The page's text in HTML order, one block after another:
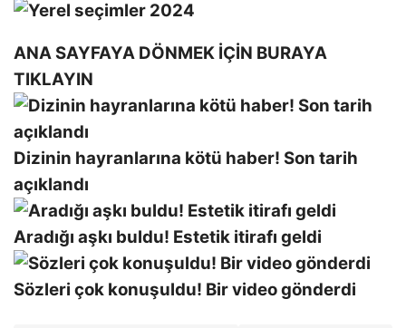
ANA SAYFAYA DÖNMEK İÇİN BURAYA
TIKLAYIN
Dizinin hayranlarına kötü haber! Son tarih
açıklandı
Aradığı aşkı buldu! Estetik itirafı geldi
Sözleri çok konuşuldu! Bir video gönderdi